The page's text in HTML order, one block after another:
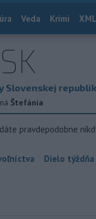
Veda Krimi
Slovenskej
Štefánia
pravdepodobne
Dielo týždňa